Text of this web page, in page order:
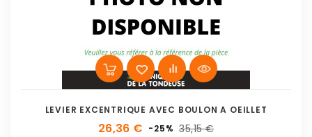
LEVIER EXCENTRIQUE AVEC BOULON A OEILLET
26,36 € -25% 35,15 €